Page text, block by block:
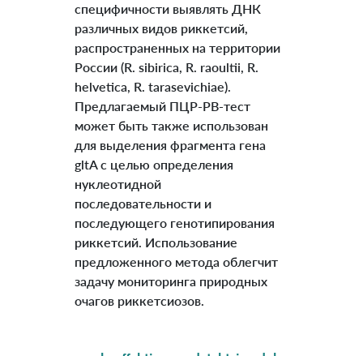
специфичности выявлять ДНК
различных видов риккетсий,
распространенных на территории
России (R. sibirica, R. raoultii, R.
helvetica, R. tarasevichiae).
Предлагаемый ПЦР-РВ-тест
может быть также использован
для выделения фрагмента гена
gltA с целью определения
нуклеотидной
последовательности и
последующего генотипирования
риккетсий. Использование
предложенного метода облегчит
задачу мониторинга природных
очагов риккетсиозов.